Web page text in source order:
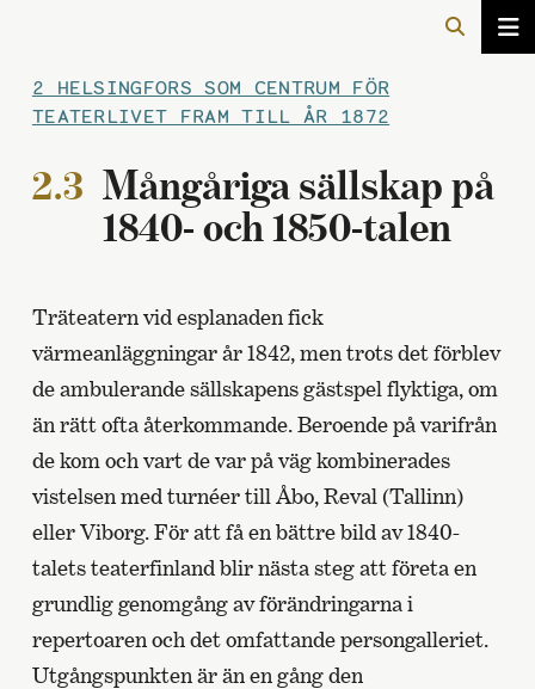
2 HELSINGFORS SOM CENTRUM FÖR
TEATERLIVET FRAM TILL ÅR 1872
2.3 Mångåriga sällskap på
1840- och 1850-talen
Träteatern vid esplanaden fick
värmeanläggningar år 1842, men trots det förblev
de ambulerande sällskapens gästspel flyktiga, om
än rätt ofta återkommande. Beroende på varifrån
de kom och vart de var på väg kombinerades
vistelsen med turnéer till Åbo, Reval (Tallinn)
eller Viborg. För att få en bättre bild av 1840-
talets teaterfinland blir nästa steg att företa en
grundlig genomgång av förändringarna i
repertoaren och det omfattande persongalleriet.
Utgångspunkten är än en gång den